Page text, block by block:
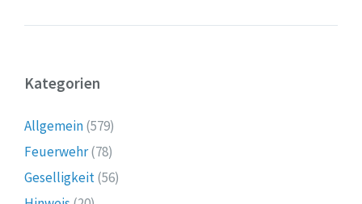
Kategorien
Allgemein(579)
Feuerwehr(78)
Geselligkeit(56)